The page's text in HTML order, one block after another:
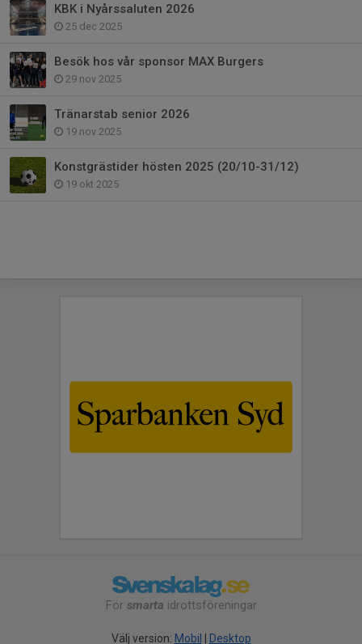
KBK i Nyårssaluten 2026
25 dec 2025
Besök hos vår sponsor MAX Burgers
29 nov 2025
Tränarstab senior 2026
19 nov 2025
Konstgrästider hösten 2025 (20/10-31/12)
19 okt 2025
För smarta idrottsföreningar
Välj version: Mobil | Desktop